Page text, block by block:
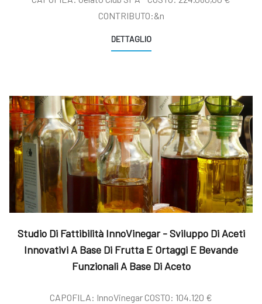
CONTRIBUTO:&n
DETTAGLIO
Studio Di Fattibilità InnoVinegar - Sviluppo Di Aceti
Innovativi A Base Di Frutta E Ortaggi E Bevande
Funzionali A Base Di Aceto
CAPOFILA: InnoVinegar COSTO: 104.120 €